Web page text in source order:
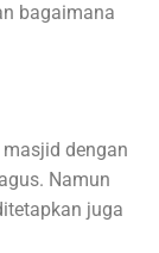
bagaimana
dengan
Namun
juga